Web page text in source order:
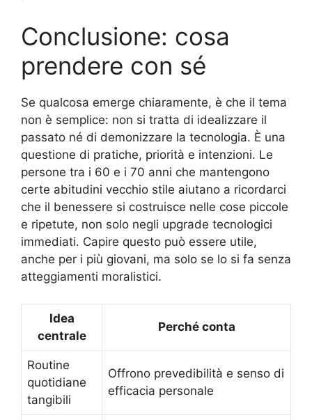
Conclusione: cosa
prendere con sé
Se qualcosa emerge chiaramente, è che il tema
non è semplice: non si tratta di idealizzare il
passato né di demonizzare la tecnologia. È una
questione di pratiche, priorità e intenzioni. Le
persone tra i 60 e i 70 anni che mantengono
certe abitudini vecchio stile aiutano a ricordarci
che il benessere si costruisce nelle cose piccole
e ripetute, non solo negli upgrade tecnologici
immediati. Capire questo può essere utile,
anche per i più giovani, ma solo se lo si fa senza
atteggiamenti moralistici.
Idea
centrale
Perché conta
Routine
quotidiane
tangibili
Offrono prevedibilità e senso di
efficacia personale